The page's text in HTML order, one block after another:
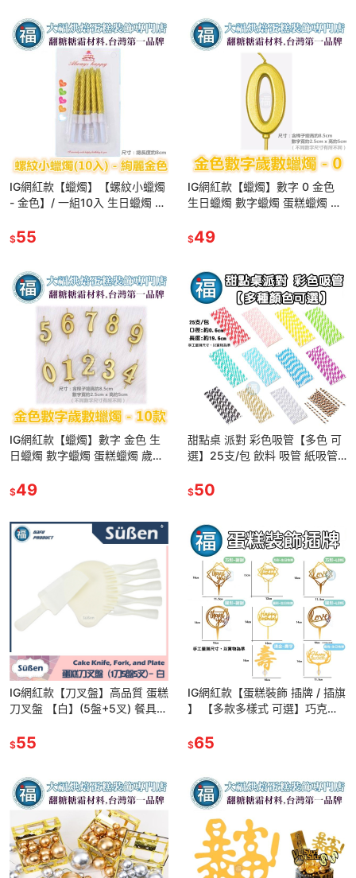
IG網紅款【蠟燭】【螺紋小蠟燭
- 金色】/ 一組10入 生日蠟燭 蛋
慶生 蠟燭 鍍金
$55
IG網紅款【蠟燭】數字 0 金色
生日蠟燭 數字蠟燭 蛋糕蠟燭 歲
0蠟燭
$49
IG網紅款【蠟燭】數字 金色 生
日蠟燭 數字蠟燭 蛋糕蠟燭 歲數
0123456789
$49
甜點桌 派對 彩色吸管【多色 可
選】25支/包 飲料 吸管 紙吸管
慶 餐具 紙吸管
$50
IG網紅款【刀叉盤】高品質 蛋糕
刀叉盤 【白】(5盤+5叉) 餐具
一次性 免洗餐具
$55
IG網紅款【蛋糕裝飾 插牌 / 插旗
】 【多款多樣式 可選】巧克力
插牌 插件
$65